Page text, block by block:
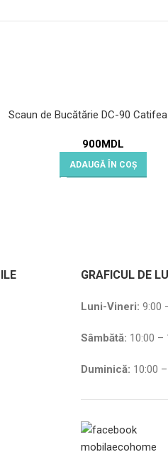
Scaun de Bucătărie DC-90
900MDL
ADAUGĂ ÎN COȘ
GRAFICUL DE
Luni-Vineri: 9:00
Sâmbătă: 10:00 –
Duminică: 10:00